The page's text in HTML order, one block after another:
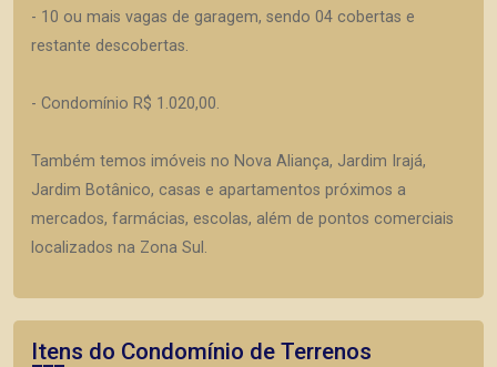
- 10 ou mais vagas de garagem, sendo 04 cobertas e
restante descobertas.
- Condomínio R$ 1.020,00.
Também temos imóveis no Nova Aliança, Jardim Irajá,
Jardim Botânico, casas e apartamentos próximos a
mercados, farmácias, escolas, além de pontos comerciais
localizados na Zona Sul.
Itens do Condomínio de Terrenos